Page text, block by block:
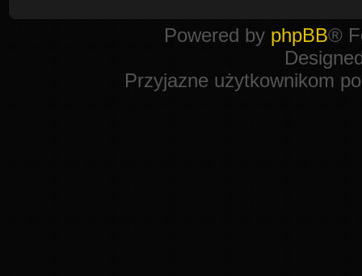
Powered by phpBB®
Przyjazne użytkownikom